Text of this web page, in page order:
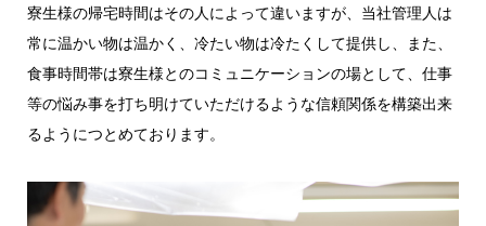
寮生様の帰宅時間はその人によって違いますが、当社管理人は
常に温かい物は温かく、冷たい物は冷たくして提供し、また、
食事時間帯は寮生様とのコミュニケーションの場として、仕事
等の悩み事を打ち明けていただけるような信頼関係を構築出来
るようにつとめております。